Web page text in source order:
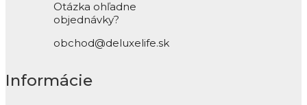
Otázka ohľadne
objednávky?
obchod@deluxelife.sk
Informácie